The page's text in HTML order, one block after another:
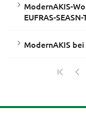
ModernAKIS-
EUFRAS-
ModernAKIS